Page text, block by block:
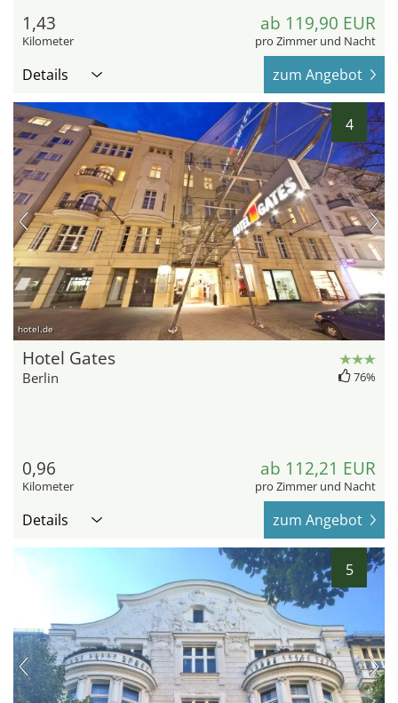
1,43
Kilometer
ab 119,90 EUR
pro Zimmer und Nacht
Details zum Angebot
4
hotel.de
Hotel Gates
Berlin 76%
0,96
Kilometer
ab 112,21 EUR
pro Zimmer und Nacht
Details zum Angebot
5